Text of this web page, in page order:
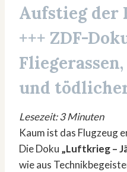
Aufstieg der
+++ ZDF-
und
Lesezeit: 3 Minuten
Kaum ist das Flugzeug
Die Doku „Luftkrieg –
wie aus